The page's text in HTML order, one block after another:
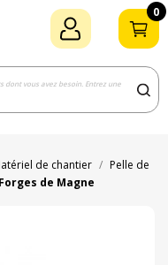
0
de chantier
Pelle de
de Magne